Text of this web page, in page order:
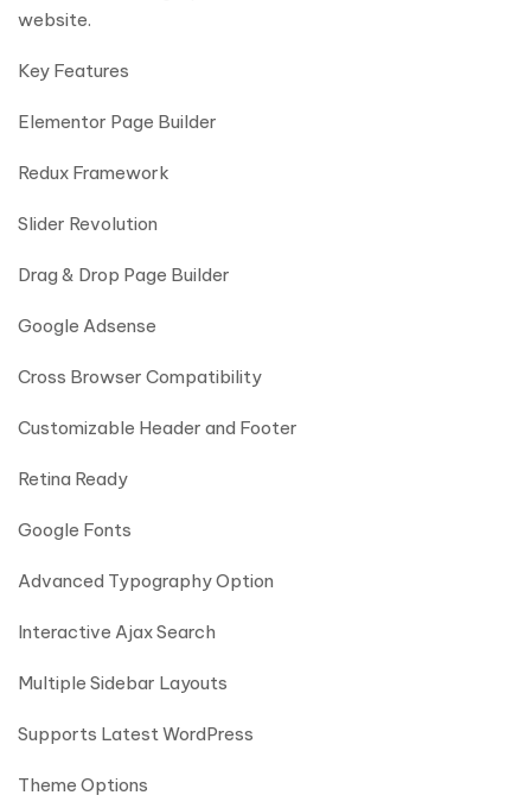
website.
Key Features
Elementor Page Builder
Redux Framework
Slider Revolution
Drag & Drop Page Builder
Google Adsense
Cross Browser Compatibility
Customizable Header and Footer
Retina Ready
Google Fonts
Advanced Typography Option
Interactive Ajax Search
Multiple Sidebar Layouts
Supports Latest WordPress
Theme Options